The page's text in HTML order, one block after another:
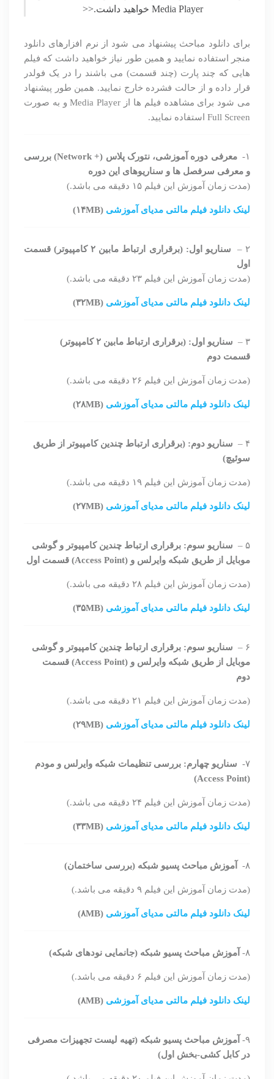
Media Player خواهید داشت.<<
برای دانلود مباحث پیشنهاد می شود از نرم افزارهای دانلود
منجر استفاده نمایید و همین طور نیاز خواهید داشت که فیلم
هایی که چند پارت (چند قسمت) می باشند را در یک فولدر
قرار داده و از حالت فشرده خارج نمایید. همین طور پیشنهاد
می شود برای مشاهده فیلم ها از Media Player و به صورت
Full Screen استفاده نمایید.
۱-
معرفی دوره آموزشی، نتورک پلاس (+ Network) بررسی
و معرفی سرفصل ها و سناریوهای این دوره
(مدت زمان آموزش این فیلم ۱۵ دقیقه می باشد.)
لینک دانلود فیلم مالتی مدیای آموزشی (۱۴MB)
۲ –
سناریو اول: (برقراری ارتباط مابین ۲ کامپیوتر) قسمت
اول
(مدت زمان آموزش این فیلم ۲۳ دقیقه می باشد.)
لینک دانلود فیلم مالتی مدیای آموزشی (۳۲MB)
۳ –
سناریو اول: (برقراری ارتباط مابین ۲ کامپیوتر)
قسمت دوم
(مدت زمان آموزش این فیلم ۲۶ دقیقه می باشد.)
لینک دانلود فیلم مالتی مدیای آموزشی (۲۸MB)
۴ –
سناریو دوم: (برقراری ارتباط چندین کامپیوتر از طریق
سوئیچ)
(مدت زمان آموزش این فیلم ۱۹ دقیقه می باشد.)
لینک دانلود فیلم مالتی مدیای آموزشی (۲۷MB)
۵ –
سناریو سوم: برقراری ارتباط چندین کامپیوتر و گوشی
موبایل از طریق شبکه وایرلس و (Access Point) قسمت اول
(مدت زمان آموزش این فیلم ۲۸ دقیقه می باشد.)
لینک دانلود فیلم مالتی مدیای آموزشی (۳۵MB)
۶ –
سناریو سوم: برقراری ارتباط چندین کامپیوتر و گوشی
موبایل از طریق شبکه وایرلس و (Access Point) قسمت
دوم
(مدت زمان آموزش این فیلم ۲۱ دقیقه می باشد.)
لینک دانلود فیلم مالتی مدیای آموزشی (۲۹MB)
۷-
سناریو چهارم: بررسی تنظیمات شبکه وایرلس و مودم
(Access Point)
(مدت زمان آموزش این فیلم ۲۴ دقیقه می باشد.)
لینک دانلود فیلم مالتی مدیای آموزشی (۳۳MB)
۸- آموزش مباحث پسیو شبکه (بررسی ساختمان)
(مدت زمان آموزش این فیلم ۹ دقیقه می باشد.)
لینک دانلود فیلم مالتی مدیای آموزشی (۸MB)
۸- آموزش مباحث پسیو شبکه (جانمایی نودهای شبکه)
(مدت زمان آموزش این فیلم ۶ دقیقه می باشد.)
لینک دانلود فیلم مالتی مدیای آموزشی (۸MB)
۹-
آموزش مباحث پسیو شبکه (تهیه لیست تجهیزات مصرفی
در کابل کشی-بخش اول)